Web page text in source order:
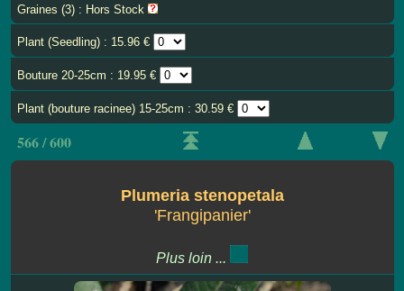
Graines (3) : Hors Stock
Plant (Seedling) : 15.96 €
Bouture 20-25cm : 19.95 €
Plant (bouture racinee) 15-25cm : 30.59 €
566 / 600
Plumeria stenopetala
'Frangipanier'
Plus loin ...